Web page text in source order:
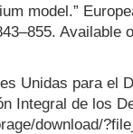
model.”
Available
Unidas para el
Integral de los
download/